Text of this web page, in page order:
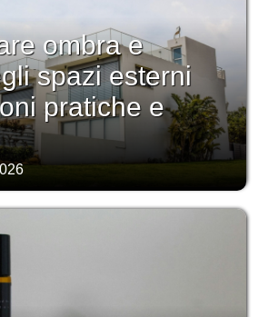
ombra e
spazi esterni
pratiche e